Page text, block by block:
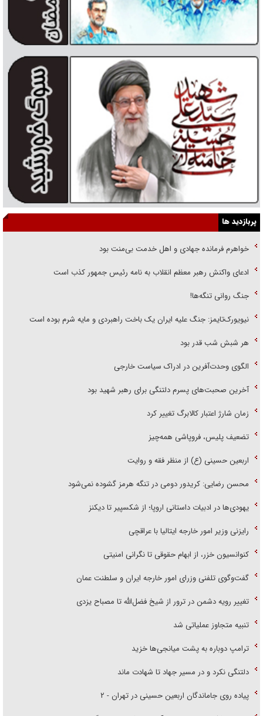
پربازدید ها
خواهرم فرمانده جهادی و اهل خدمت بی‌منت بود
ادعای واکنش رهبر معظم انقلاب به نامه رئیس جمهور کذب است
جنگ روانی تنگه‌ها!
نیویورک‌تایمز: جنگ علیه ایران یک باخت راهبردی و مایه شرم بوده است
هر شبش شب قدر بود
الگوی وحدت‌آفرین در ادراک سیاست خارجی
آخرین صحبت‌های پسرم دلتنگی برای رهبر شهید بود
زمان شارژ اعتبار کالابرگ تغییر کرد
تضعیف پلیس، فروپاشی همه‌چیز
اربعین حسینی (ع) از منظر فقه و روایت
محسن رضایی: کریدور دومی در تنگه هرمز گشوده نمی‌شود
یهودی‌ها در ادبیات داستانی اروپا؛ از شکسپیر تا دیکنز
رایزنی وزیر امور خارجه ایتالیا با عراقچی
کنوانسیون خزر، از ابهام حقوقی تا نگرانی امنیتی
گفت‌وگوی تلفنی وزرای امور خارجه ایران و سلطنت عمان
تغییر رویه دشمن در ترور از شیخ فضل‌الله تا مصباح یزدی
تنبیه متجاوز عملیاتی شد
ترامپ دوباره به پشت میانجی‌ها خزید
دلتنگی نکرد و در مسیر جهاد تا شهادت ماند
پیاده روی جاماندگان اربعین حسینی در تهران - ۲